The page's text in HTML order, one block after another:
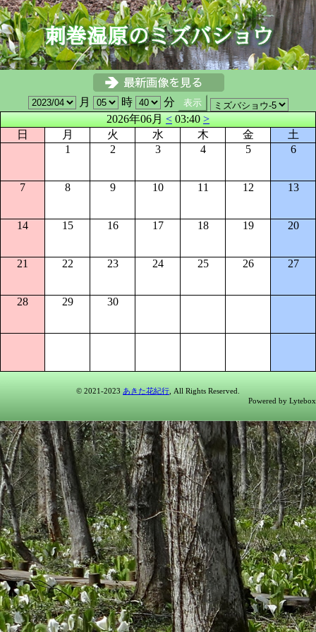
月 時
分
2026年06月<03:40>
日
月 火 水 木 金
土
1
2 3 4 5 6
7 8 9 10 11 12 13
14 15 16 17 18 19 20
21 22 23 24 25 26 27
28 29 30
© 2021-2023 あきた花紀行 , All Rights Reserved.
Powered by Lytebox